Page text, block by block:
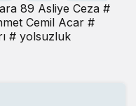
89 Asliye Ceza #
Cemil Acar #
# yolsuzluk